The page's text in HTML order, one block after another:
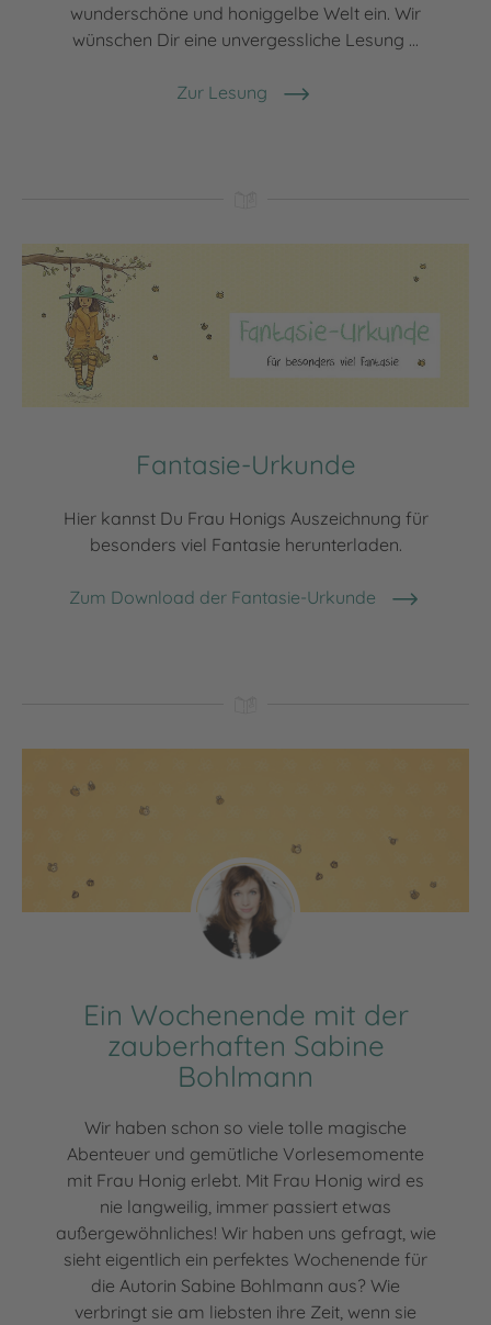
wunderschöne und honiggelbe Welt ein. Wir
wünschen Dir eine unvergessliche Lesung ...
Zur Lesung
Fantasie-Urkunde
Hier kannst Du Frau Honigs Auszeichnung für
besonders viel Fantasie herunterladen.
Zum Download der Fantasie-Urkunde
Ein Wochenende mit der
zauberhaften Sabine
Bohlmann
Wir haben schon so viele tolle magische
Abenteuer und gemütliche Vorlesemomente
mit Frau Honig erlebt. Mit Frau Honig wird es
nie langweilig, immer passiert etwas
außergewöhnliches! Wir haben uns gefragt, wie
sieht eigentlich ein perfektes Wochenende für
die Autorin Sabine Bohlmann aus? Wie
verbringt sie am liebsten ihre Zeit, wenn sie